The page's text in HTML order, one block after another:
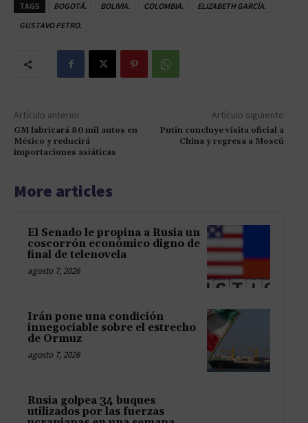
TAGS BOGOTÁ. BOLIVIA. COLOMBIA.
ELIZABETH GARCÍA.
GUSTAVO PETRO.
Artículo anterior
GM fabricará 80 mil autos en
México y reducirá
importaciones asiáticas
Artículo siguiente
Putin concluye visita oficial a
China y regresa a Moscú
More articles
El Senado le propina a Rusia un
coscorrón económico digno de
final de telenovela
agosto 7, 2026
Irán pone una condición
innegociable sobre el estrecho
de Ormuz
agosto 7, 2026
Rusia golpea 34 buques
utilizados por las fuerzas